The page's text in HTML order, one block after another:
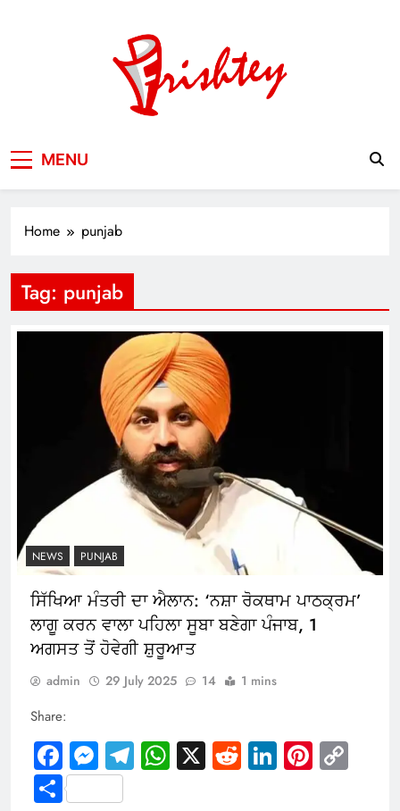
MENU
Home punjab
Tag: punjab
NEWS PUNJAB
ਸਿੱਖਿਆ ਮੰਤਰੀ ਦਾ ਐਲਾਨ: ‘ਨਸ਼ਾ ਰੋਕਥਾਮ ਪਾਠਕ੍ਰਮ’
ਲਾਗੂ ਕਰਨ ਵਾਲਾ ਪਹਿਲਾ ਸੂਬਾ ਬਣੇਗਾ ਪੰਜਾਬ, 1
ਅਗਸਤ ਤੋਂ ਹੋਵੇਗੀ ਸ਼ੁਰੂਆਤ
admin 29 July 2025 14 1 mins
Share:
Facebook
Messenger
Telegram
WhatsApp
X RedditLinkedIn
Share